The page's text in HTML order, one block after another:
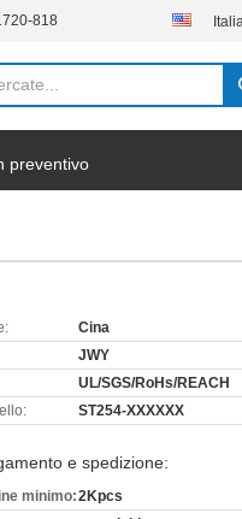
818
preventivo
Cina
JWY
UL/SGS/RoHs/REACH
ST254-XXXXXX
e spedizione:
minimo:2Kpcs